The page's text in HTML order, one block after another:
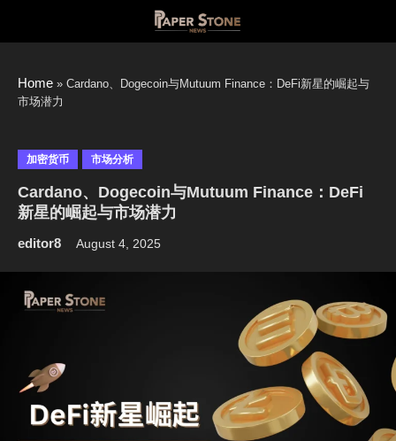
content
Home » Cardano、Dogecoin与Mutuum Finance：DeFi新星的崛起与
市场潜力
加密货币 市场分析
Cardano、Dogecoin与Mutuum Finance：DeFi
新星的崛起与市场潜力
editor8 August 4, 2025